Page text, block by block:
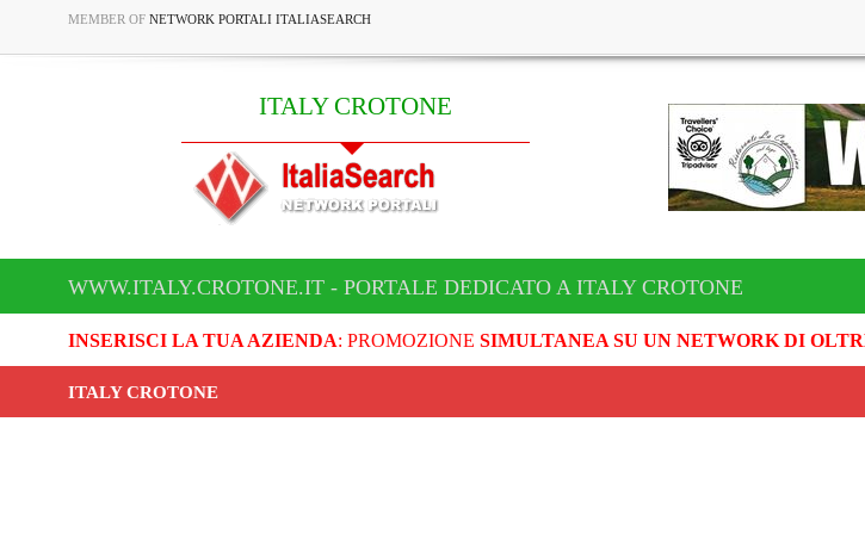
MEMBER OF NETWORK PORTALI ITALIASEARCH
ITALY CROTONE
WWW.ITALY.CROTONE.IT - PORTALE DEDICATO A ITALY CROTONE
INSERISCI LA TUA AZIENDA: PROMOZIONE SIMULTANEA SU UN NETWORK DI
ITALY CROTONE